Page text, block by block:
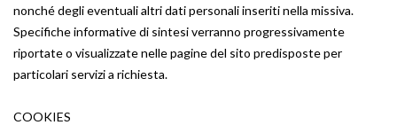
nonché degli eventuali altri dati personali inseriti nella missiva.
Specifiche informative di sintesi verranno progressivamente
riportate o visualizzate nelle pagine del sito predisposte per
particolari servizi a richiesta.
COOKIES